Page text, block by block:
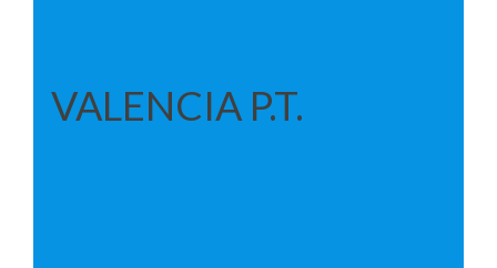
VALENCIA P.T.